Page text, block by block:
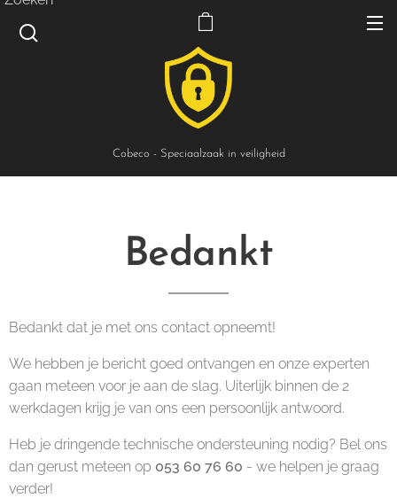
Cobeco - Speciaalzaak in veiligheid
Bedankt
Bedankt dat je met ons contact opneemt!
We hebben je bericht goed ontvangen en onze experten
gaan meteen voor je aan de slag. Uiterlijk binnen de 2
werkdagen krijg je van ons een persoonlijk antwoord.
Heb je dringende technische ondersteuning nodig? Bel ons
dan gerust meteen op 053 60 76 60 - we helpen je graag
verder!